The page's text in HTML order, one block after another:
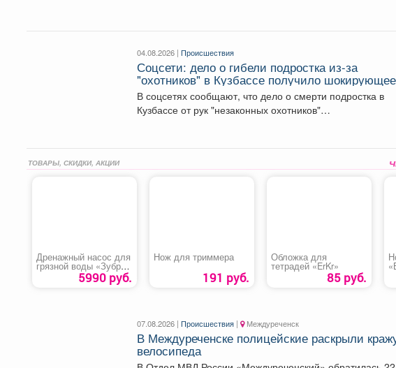
04.08.2026 |Происшествия
Соцсети: дело о гибели подростка из-за
"охотников" в Кузбассе получило шокирующее
развитие
В соцсетях сообщают, что дело о смерти подростка в
Кузбассе от рук "незаконных охотников"
ТОВАРЫ, СКИДКИ, АКЦИИ
Дренажный насос для
грязной воды «Зубр
НПГ-М1-900»5990 руб.
Нож для триммера
191 руб.
Обложка для
тетрадей «ErKr»
85 руб.
07.08.2026 |Происшествия | Междуреченск
В Междуреченске полицейские раскрыли
велосипеда